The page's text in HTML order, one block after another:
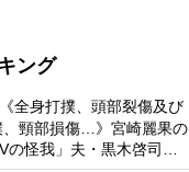
ング
《全身打撲、頭部裂傷及び
、頸部損傷…》宮崎麗果の
の怪我」夫・黒木啓司の